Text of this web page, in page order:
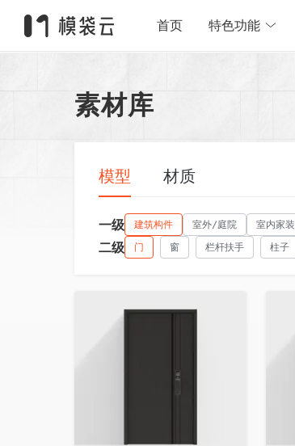
首页 特色功能
素材库
模型 材质
一级 建筑构件 室外/庭院 室内家装
二级 门 窗 栏杆扶手 柱子
收藏